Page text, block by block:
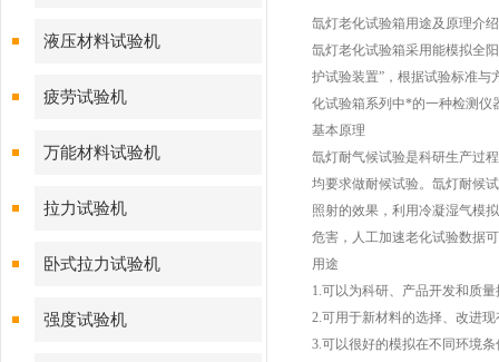
液压材料试验机
疲劳试验机
万能材料试验机
拉力试验机
卧式拉力试验机
强度试验机
氙灯老化试验箱用途及原理介绍
氙灯老化试验箱采用能模拟全
护试验装置”，根据试验标准与
化试验箱系列中*的一种检测仪
基本原理
氙灯耐气候试验是科研生产过
均要求做耐候试验。氙灯耐候
照射的效果，利用冷凝湿气模
危害，人工加速老化试验数据
用途
1.可以为科研、产品开发和质
2.可用于新材料的选择、改进
3.可以很好的模拟在不同环境